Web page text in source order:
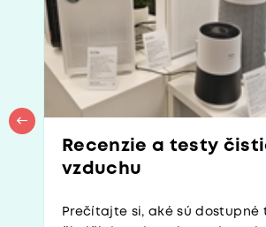
Recenzie a testy
vzduchu
Prečítajte si, aké sú dostupné